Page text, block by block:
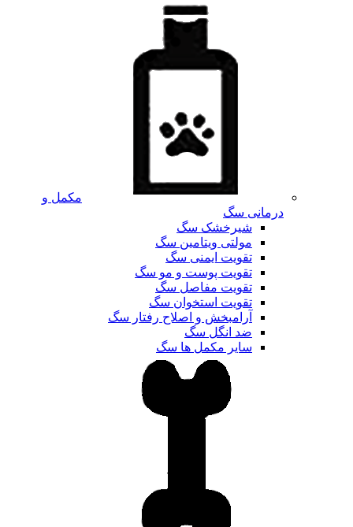
مکمل و
درمانی سگ
شیرخشک سگ
مولتی ویتامین سگ
تقویت ایمنی سگ
تقویت پوست و مو سگ
تقویت مفاصل سگ
تقویت استخوان سگ
آرامبخش و اصلاح رفتار سگ
ضد انگل سگ
سایر مکمل ها سگ